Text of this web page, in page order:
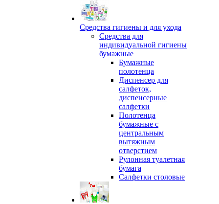
Средства гигиены и для ухода
Средства для
индивидуальной гигиены
бумажные
Бумажные
полотенца
Диспенсер для
салфеток,
диспенсерные
салфетки
Полотенца
бумажные с
центральным
вытяжным
отверстием
Рулонная туалетная
бумага
Салфетки столовые